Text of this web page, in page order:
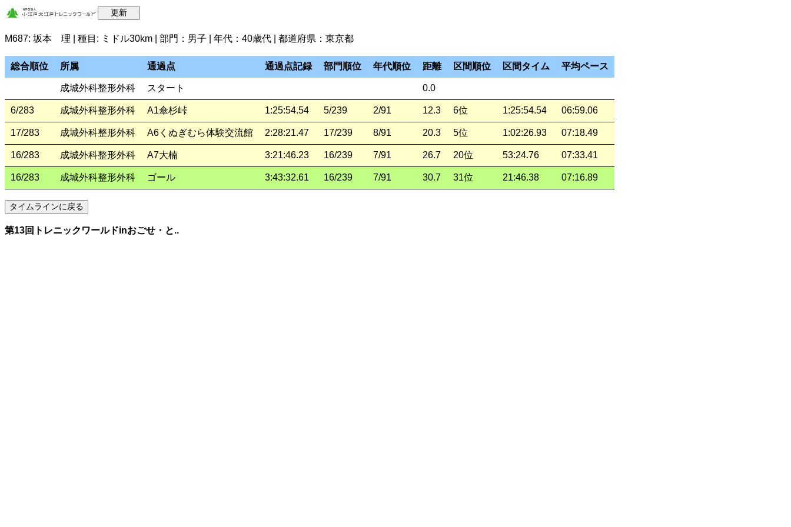
M687: 坂本 理 | 種目: ミドル30km | 部門：男子 | 年代：40歳代 | 都道府県：東京都
総合順位 所属 通過点 通過点記録 部門順位 年代順位 距離 区間順位 区間タイム 平均ペース
成城外科整形外科 スタート 0.0
6/283 成城外科整形外科 A1傘杉峠 1:25:54.54 5/239 2/91 12.3 6位 1:25:54.54 06:59.06
17/283 成城外科整形外科 A6くぬぎむら体験交流館 2:28:21.47 17/239 8/91 20.3 5位 1:02:26.93 07:18.49
16/283 成城外科整形外科 A7大楠 3:21:46.23 16/239 7/91 26.7 20位 53:24.76 07:33.41
16/283 成城外科整形外科 ゴール 3:43:32.61 16/239 7/91 30.7 31位 21:46.38 07:16.89
第13回トレニックワールドinおごせ・と..